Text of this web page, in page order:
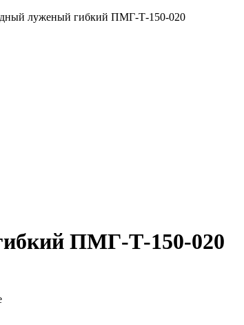
луженый гибкий ПМГ-Т-150-020
ПМГ-Т-150-020